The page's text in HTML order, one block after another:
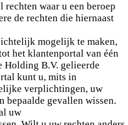
waar u een beroep
de rechten die hiernaast
mogelijk te maken,
het klantenportal van één
Holding B.V. gelieerde
kunt u, mits in
verplichtingen, uw
bepaalde gevallen wissen.
uw